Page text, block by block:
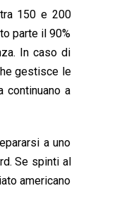
150 e 200
parte il 90%
In caso di
gestisce le
continuano a
a uno
Se spinti al
americano